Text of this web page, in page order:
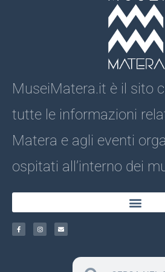
MuseiMatera.it è il sito
tutte le informazioni
Matera e agli eventi
ospitati all’interno dei